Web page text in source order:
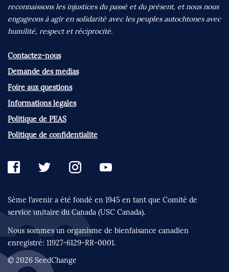
reconnaissons les injustices du passé et du présent, et nous nous
engageons à agir en solidarité avec les peuples autochtones avec
humilité, respect et réciprocité.
Contactez-nous
Demande des médias
Foire aux questions
Informations légales
Politique de PEAS
Politique de confidentialité
Sème l’avenir a été fondé en 1945 en tant que Comité de
service unitaire du Canada (USC Canada).
Nous sommes un organisme de bienfaisance canadien
enregistré: 11927-6129-RR-0001.
© 2026 SeedChange